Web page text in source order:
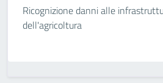
Ricognizione danni alle
dell'agricoltura